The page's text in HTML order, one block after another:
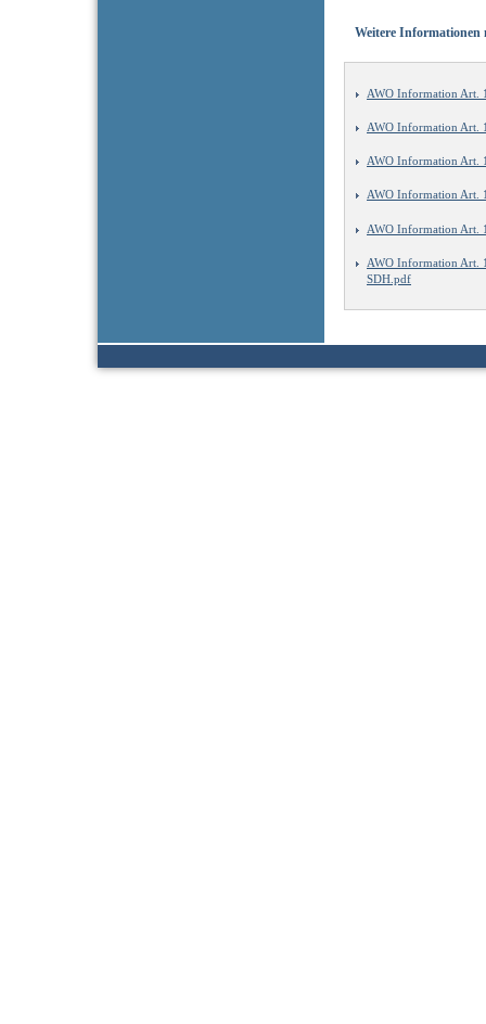
Weitere Informationen
AWO Information Art.
AWO Information Art.
AWO Information Art.
AWO Information Art.
AWO Information Art.
AWO Information Art.
SDH.pdf